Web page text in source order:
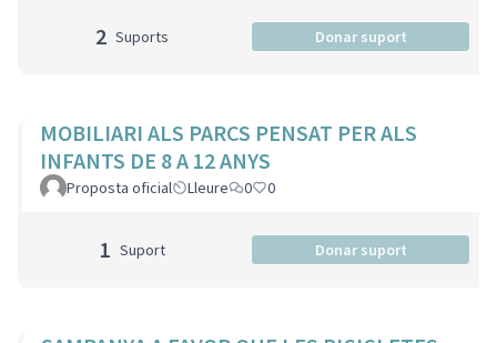
2 Suports Donar suport
MOBILIARI ALS PARCS PENSAT PER ALS
INFANTS DE 8 A 12 ANYS
Proposta oficial Lleure 0 0
1 Suport Donar suport